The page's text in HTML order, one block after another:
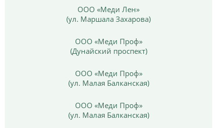
ООО «Меди Лен»
(ул. Маршала Захарова)
ООО «Меди Проф»
(Дунайский проспект)
ООО «Меди Проф»
(ул. Малая Балканская)
ООО «Меди Проф»
(ул. Малая Балканская)